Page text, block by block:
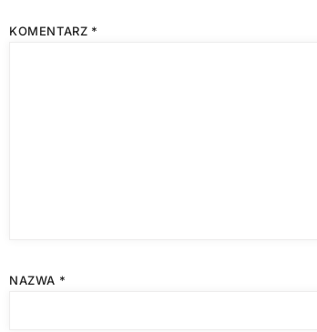
KOMENTARZ *
NAZWA *